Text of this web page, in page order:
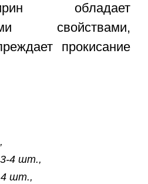
обладает
свойствами,
прокисание
4 шт.,
4 шт.,